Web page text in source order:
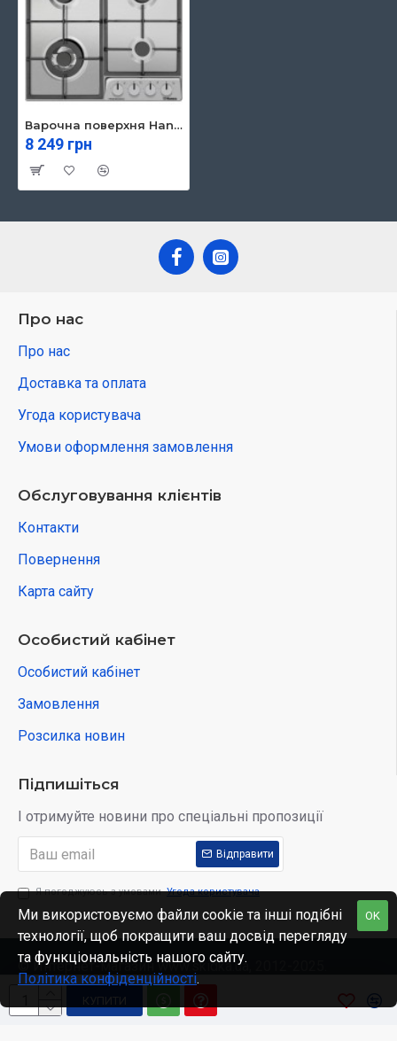
КУПИТИ
Варочна поверхня Hansa BHGI 63170
8 249 грн
Про нас
Про нас
Доставка та оплата
Угода користувача
Умови оформлення замовлення
Обслуговування клієнтів
Контакти
Повернення
Карта сайту
Особистий кабінет
Особистий кабінет
Замовлення
Розсилка новин
Підпишіться
І отримуйте новини про спеціальні пропозиції
Відправити
Я погоджуюсь з умовами Угода користувача
© Интернет-магазин www.skidka.ua, 2012-2025.
OK
Ми використовуємо файли cookie та інші подібні
технології, щоб покращити ваш досвід перегляду
та функціональність нашого сайту.
Політика конфіденційності.